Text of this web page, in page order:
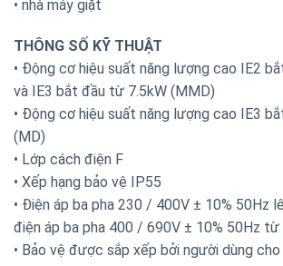
• nhà máy giặt
THÔNG SỐ KỸ THUẬT
• Động cơ hiệu suất năng lượng cao IE2
và IE3 bắt đầu từ 7.5kW (MMD)
• Động cơ hiệu suất năng lượng cao IE3
(MD)
• Lớp cách điện F
• Xếp hạng bảo vệ IP55
• Điện áp ba pha 230 / 400V ± 10% 50Hz
điện áp ba pha 400 / 690V ± 10% 50Hz
• Bảo vệ được sắp xếp bởi người dùng cho